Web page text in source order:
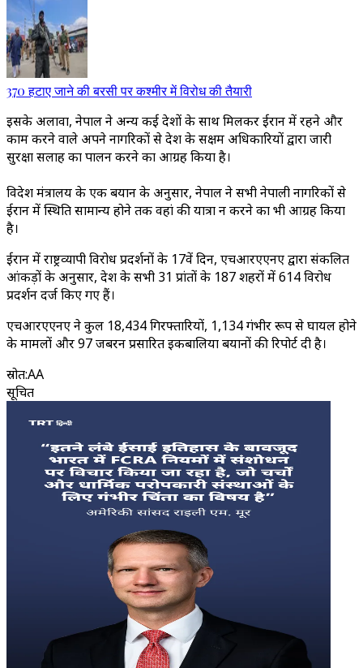
370 हटाए जाने की बरसी पर कश्मीर में विरोध की तैयारी
इसके अलावा, नेपाल ने अन्य कई देशों के साथ मिलकर ईरान में रहने और
काम करने वाले अपने नागरिकों से देश के सक्षम अधिकारियों द्वारा जारी
सुरक्षा सलाह का पालन करने का आग्रह किया है।
विदेश मंत्रालय के एक बयान के अनुसार, नेपाल ने सभी नेपाली नागरिकों से
ईरान में स्थिति सामान्य होने तक वहां की यात्रा न करने का भी आग्रह किया
है।
ईरान में राष्ट्रव्यापी विरोध प्रदर्शनों के 17वें दिन, एचआरएएनए द्वारा संकलित
आंकड़ों के अनुसार, देश के सभी 31 प्रांतों के 187 शहरों में 614 विरोध
प्रदर्शन दर्ज किए गए हैं।
एचआरएएनए ने कुल 18,434 गिरफ्तारियों, 1,134 गंभीर रूप से घायल होने
के मामलों और 97 जबरन प्रसारित इकबालिया बयानों की रिपोर्ट दी है।
स्रोत:AA
सूचित